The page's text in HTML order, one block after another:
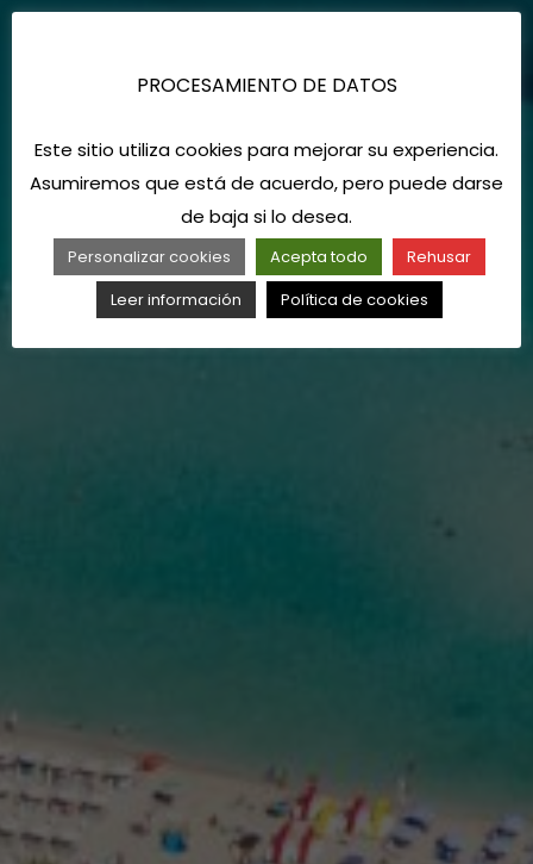
PROCESAMIENTO DE DATOS
Este sitio utiliza cookies para mejorar su experiencia.
Asumiremos que está de acuerdo, pero puede darse
de baja si lo desea.
Personalizar cookies Acepta todo
Rehusar
Leer información
Política de cookies